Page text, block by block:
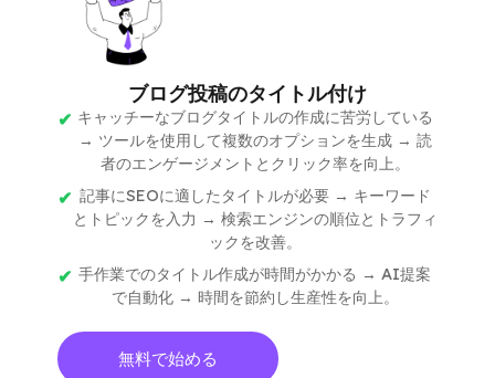
ブログ投稿のタイトル付け
キャッチーなブログタイトルの作成に苦労している
→ ツールを使用して複数のオプションを生成 → 読
者のエンゲージメントとクリック率を向上。
記事にSEOに適したタイトルが必要 → キーワード
とトピックを入力 → 検索エンジンの順位とトラフィ
ックを改善。
手作業でのタイトル作成が時間がかかる → AI提案
で自動化 → 時間を節約し生産性を向上。
無料で始める